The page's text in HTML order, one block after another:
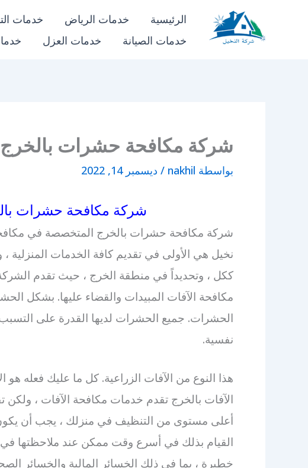
الرئيسية خدمات الرياض خدمات
خدمات الصيانة
خدمات العزل
شركة مكافحة حشرات بالخرج
بواسطة nakhil
/ ديسمبر 14, 2022
شركة مكافحة حشرات بالخرج
شركة مكافحة حشرات بالخرج المتخصصة في
نخيل هي الأولى في تقديم كافة الخدمات المنزلية
ككل ، وتحديداً في منطقة الخرج ، حيث تقدم
مكافحة الآفات المبيدات والقضاء عليها. بشكل
الحشرات. جميع الحشرات لديها القدرة على
نفسية.
هذا النوع من الآفات الزراعية. كل ما عليك فعله
الآفات بالخرج تقدم خدمات مكافحة الآفات ،
أعلى مستوى من التنظيف في منزلك ، يجب أن
القيام بذلك في أسرع وقت ممكن عند ملاحظتها
خطيرة ، بما في ذلك الخسائر المالية والخسائر